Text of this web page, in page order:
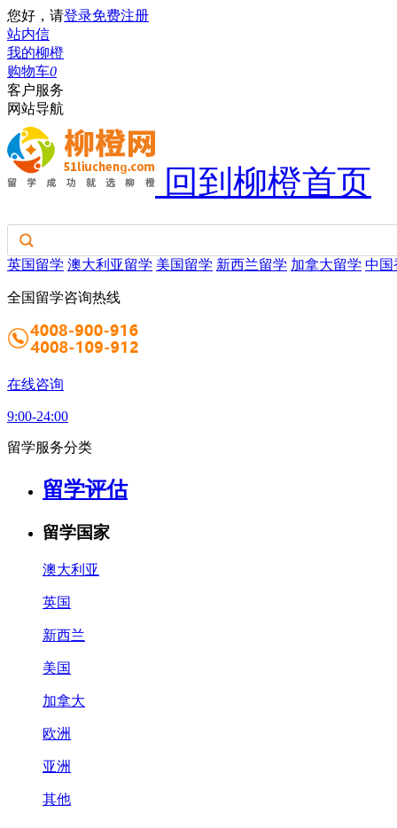
您好，请登录免费注册
站内信
我的柳橙
购物车0
客户服务
网站导航
回到柳橙首页
英国留学 澳大利亚留学 美国留学 新西兰留学 加拿大留学 中国
全国留学咨询热线
在线咨询
9:00-24:00
留学服务分类
留学评估
留学国家
澳大利亚
英国
新西兰
美国
加拿大
欧洲
亚洲
其他